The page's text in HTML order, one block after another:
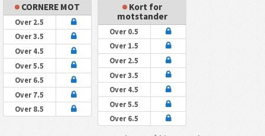
CORNERE MOT
Over 2.5
Over 3.5
Over 4.5
Over 5.5
Over 6.5
Over 7.5
Over 8.5
Kort for
motstander
Over 0.5
Over 1.5
Over 2.5
Over 3.5
Over 4.5
Over 5.5
Over 6.5